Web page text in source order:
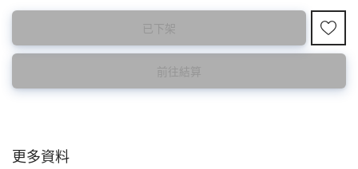
此為減價貨品
特價品不設退換，購買前請先確認所列出的尺碼是否合適。
已下架
前往結算
更多資料